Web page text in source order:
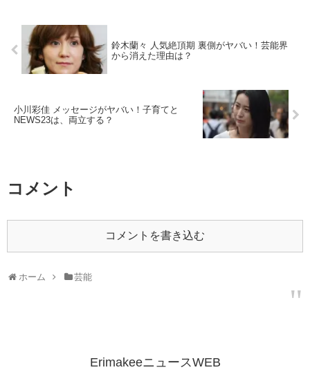
鈴木蘭々 人気絶頂期 裏側がヤバい！芸能界
から消えた理由は？
小川彩佳 メッセージがヤバい！子育てと
NEWS23は、両立する？
コメント
コメントを書き込む
ホーム 芸能
ErimakeeニュースWEB